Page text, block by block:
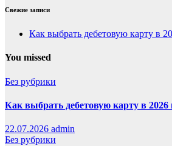
Свежие записи
Как выбрать дебетовую карту в
You missed
Без рубрики
Как выбрать дебетовую карту в 2026
22.07.2026 admin
Без рубрики